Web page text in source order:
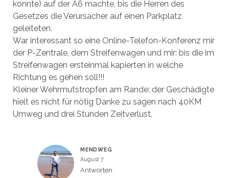
konnte) auf der A6 machte, bis die Herren des
Gesetzes die Verursacher auf einen Parkplatz
geleiteten.
War interessant so eine Online-Telefon-Konferenz mir
der P-Zentrale, dem Streifenwagen und mir: bis die im
Streifenwagen ersteinmal kapierten in welche
Richtung es gehen soll!!!
Kleiner Wehrmutstropfen am Rande: der Geschädigte
hielt es nicht für nötig Danke zu sagen nach 40KM
Umweg und drei Stunden Zeitverlust.
MENDWEG
August 7
Antworten